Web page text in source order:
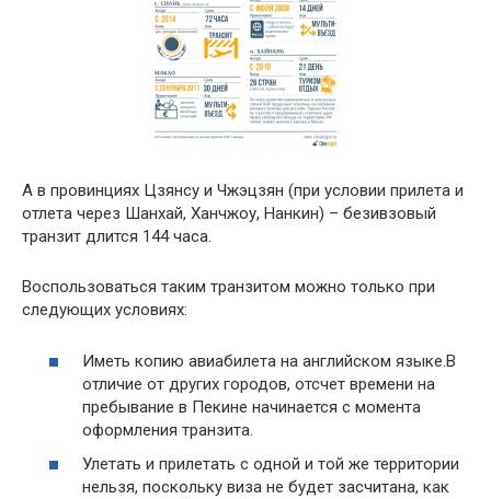
А в провинциях Цзянсу и Чжэцзян (при условии прилета и
отлета через Шанхай, Ханчжоу, Нанкин) – безивзовый
транзит длится 144 часа.
Воспользоваться таким транзитом можно только при
следующих условиях:
Иметь копию авиабилета на английском языке.В
отличие от других городов, отсчет времени на
пребывание в Пекине начинается с момента
оформления транзита.
Улетать и прилетать с одной и той же территории
нельзя, поскольку виза не будет засчитана, как